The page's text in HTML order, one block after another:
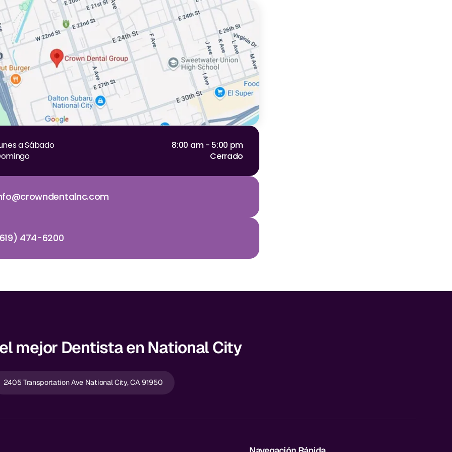
a Sábado
8:00 am - 5:00 pm
Cerrado
474-6200
mejor Dentista en National City
2405 Transportation Ave National City, CA 91950